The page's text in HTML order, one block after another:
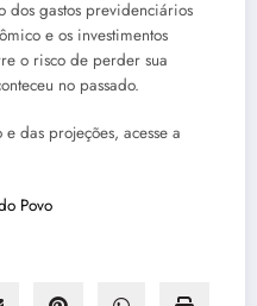
dos gastos previdenciários
e os investimentos
o risco de perder sua
no passado.
das projeções, acesse a
Povo